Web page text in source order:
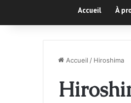
Accueil À
Accueil / Hiroshima